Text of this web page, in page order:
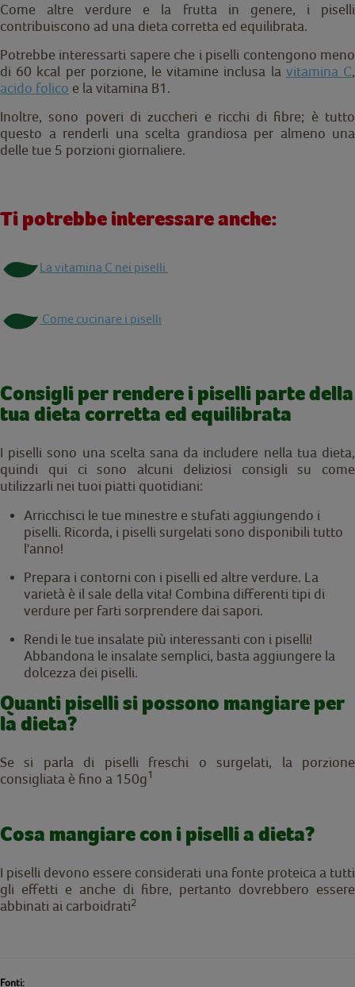
Come altre verdure e la frutta in genere, i piselli
contribuiscono ad una dieta corretta ed equilibrata.
Potrebbe interessarti sapere che i piselli contengono meno
di 60 kcal per porzione, le vitamine inclusa la vitamina C,
acido folico e la vitamina B1.
Inoltre, sono poveri di zuccheri e ricchi di fibre; è tutto
questo a renderli una scelta grandiosa per almeno una
delle tue 5 porzioni giornaliere.
Ti potrebbe interessare anche:
La vitamina C nei piselli
Come cucinare i piselli
Consigli per rendere i piselli parte della
tua dieta corretta ed equilibrata
I piselli sono una scelta sana da includere nella tua dieta,
quindi qui ci sono alcuni deliziosi consigli su come
utilizzarli nei tuoi piatti quotidiani:
Arricchisci le tue minestre e stufati aggiungendo i
piselli. Ricorda, i piselli surgelati sono disponibili tutto
l'anno!
Prepara i contorni con i piselli ed altre verdure. La
varietà è il sale della vita! Combina differenti tipi di
verdure per farti sorprendere dai sapori.
Rendi le tue insalate più interessanti con i piselli!
Abbandona le insalate semplici, basta aggiungere la
dolcezza dei piselli.
Quanti piselli si possono mangiare per
la dieta?
Se si parla di piselli freschi o surgelati, la porzione
consigliata è fino a 150g1
Cosa mangiare con i piselli a dieta?
I piselli devono essere considerati una fonte proteica a tutti
gli effetti e anche di fibre, pertanto dovrebbero essere
abbinati ai carboidrati2
Fonti: